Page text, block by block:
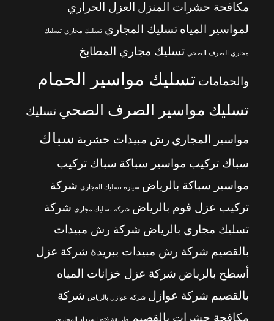
مكافحة حشرات المنزل العزل الحراري
لمواسير المياه تسليك المجاري تسليك مجاري تسليك
مجاري الصرف الصحي تسليك مجاري المطابخ
والحمامات تسليك مواسير الحمام
تسليك مواسير الصرف الصحي تسليك
مواسير المجاري رش مبيدات حشرية سباك
سباك تركيب مواسير سباكة سباك تركيب
مواسير سباكة بالرياض سيارة تسليك المجاري شركة
تركيب عزل فوم بالرياض شركة تسليك مجاري شركة
تسليك مجاري بالرياض شركة رش مبيدات
بالقصيم شركة رش مبيدات ببريدة شركة عزل
أسطح بالرياض شركة عزل خزانات المياه
بالقصيم شركة عوازل شركة عوازل بالرياض شركة
مكافحة حشرات بالقصيم